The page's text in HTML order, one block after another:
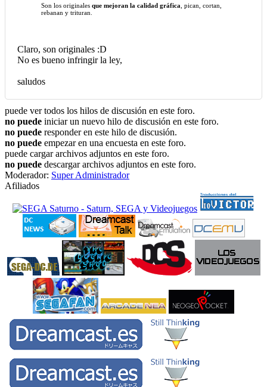
Son los originales que mejoran la calidad gráfica , pican, cortan,
rebanan y trituran.
Claro, son originales :D
No es bueno infringir la ley,
saludos
puede ver todos los hilos de discusión en este foro.
no puede iniciar un nuevo hilo de discusión en este foro.
no puede responder en este hilo de discusión.
no puede empezar en una encuesta en este foro.
puede cargar archivos adjuntos en este foro.
no puede descargar archivos adjuntos en este foro.
Moderador: Super Administrador
Afiliados